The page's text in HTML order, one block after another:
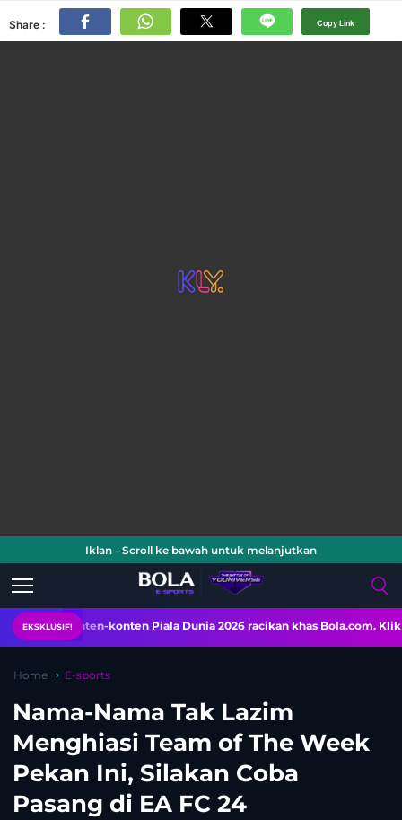
Share : Copy Link
Iklan - Scroll ke bawah untuk melanjutkan
EKSKLUSIF!
konten Piala Dunia 2026 racikan khas Bola.com. Klik di sini!
Home E-sports
Nama-Nama Tak Lazim
Menghiasi Team of The Week
Pekan Ini, Silakan Coba
Pasang di EA FC 24